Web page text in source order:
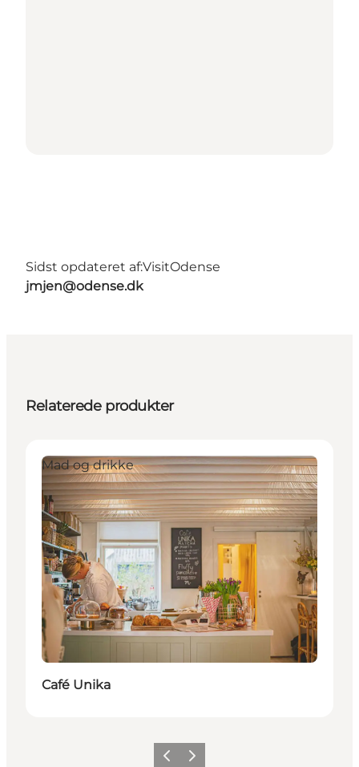
Sidst opdateret af:VisitOdense
jmjen@odense.dk
Relaterede produkter
Mad og drikke
Café Unika
ForrigeNæste